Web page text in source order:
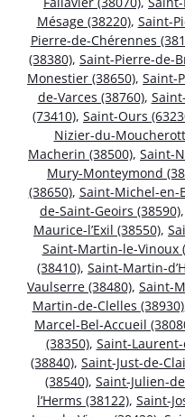
Mésage (38220), Saint-
Pierre-de-Chérennes
(38380), Saint-Pierre-de-
Monestier (38650), Saint-
de-Varces (38760),
(73410), Saint-Ours
Nizier-du-
Macherin (38500), Saint-
Mury-Monteymond
(38650), Saint-Michel-en-
de-Saint-Geoirs (38590),
Maurice-l’Exil (38550),
Saint-Martin-le-Vinoux
(38410), Saint-Martin-
Vaulserre (38480), Saint-
Martin-de-Clelles (38930)
Marcel-Bel-Accueil
(38350), Saint-
(38840), Saint-Just-de-
(38540), Saint-Julien-
l’Herms (38122), Saint-